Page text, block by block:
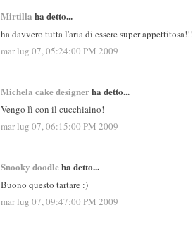
Mirtilla ha detto...
ha davvero tutta l'aria di essere super appettitosa!!!
mar lug 07, 05:24:00 PM 2009
Michela cake designerha detto...
Vengo lì con il cucchiaino!
mar lug 07, 06:15:00 PM 2009
Snooky doodleha detto...
Buono questo tartare :)
mar lug 07, 09:47:00 PM 2009